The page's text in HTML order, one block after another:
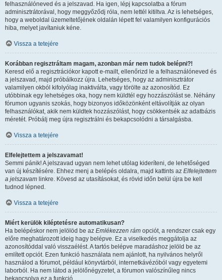
felhasználóneved és a jelszavad. Ha igen, lépj kapcsolatba a fórum
adminisztrátorával, hogy meggyőződj róla, nem lettél kitiltva. Az is lehetséges,
hogy a weboldal üzemeltetőjének oldalán lépett fel valamilyen konfigurációs
hiba, melyet javítaniuk kéne.
Vissza a tetejére
Korábban regisztráltam magam, azonban már nem tudok belépni?!
Keresd elő a regisztrációkor kapott e-mailt, ellenőrizd le a felhasználóneved és
a jelszavad, majd próbálkozz újra. Lehetséges, hogy az adminisztrátor
valamilyen okból kifolyólag inaktiválta, vagy törölte az azonosítód. Ez
utóbbinak egy lehetséges oka, hogy nem küldtél egy hozzászólást se. Néhány
fórumon ugyanis szokás, hogy bizonyos időközönként eltávolítják az olyan
felhasználókat, akik nem küldtek hozzászólást, hogy csökkentsék az adatbázis
méretét. Próbálj meg újra regisztrálni és bekapcsolódni a társalgásba.
Vissza a tetejére
Elfelejtettem a jelszavamat!
Semmi pánik! A jelszavad ugyan nem lehet utólag kideríteni, de lehetőséged
van új készítésére. Ehhez menj a belépés oldalra, majd kattints az Elfelejtettem
a jelszavam linkre. Kövesd az utasításokat, és rövid időn belül újra be kell
tudnod lépned.
Vissza a tetejére
Miért kerülök kiléptetésre automatikusan?
Ha belépéskor nem jelölöd be az Emlékezzen rám opciót, a rendszer csak egy
előre meghatározott ideig hagy belépve. Ez a viselkedés meggátolja az
azonosítóddal való visszaélést. A tartós belépve maradáshoz jelöld be az
említett opciót. Ezen funkció használata nem ajánlott, ha nyilvános helyről
használod a fórumot, például könyvtárból, internetkávézóból vagy egyetemi
laborból. Ha nem látod a jelölőnégyzetet, a fórumon valószínűleg nincs
bekapcsolva ez a funkció.